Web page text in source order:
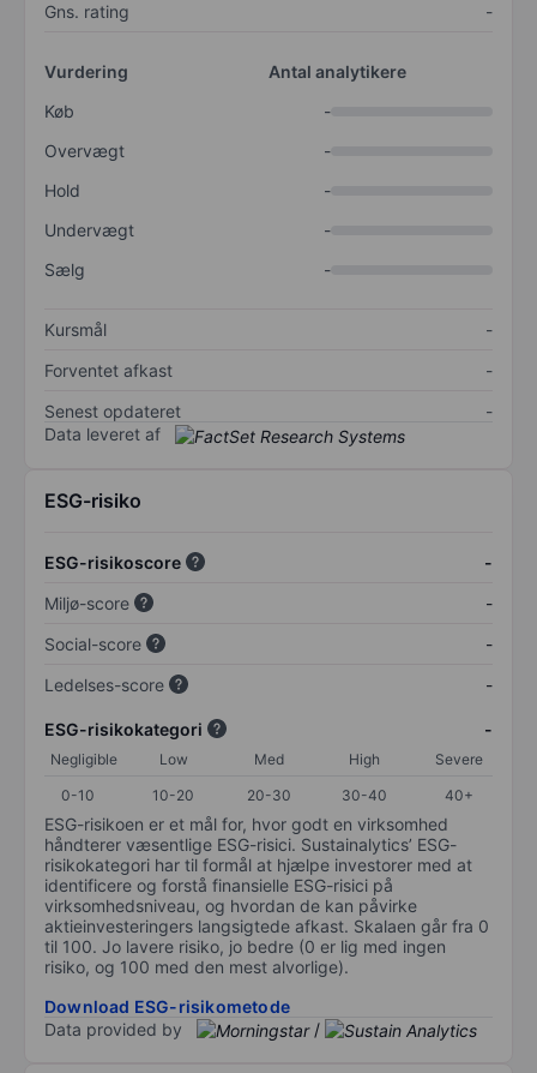
Gns. rating -
Vurdering
Antal analytikere
Køb
-
Overvægt
-
Hold
-
Undervægt
-
Sælg
-
Kursmål
-
Forventet afkast
-
Senest opdateret
-
Data leveret af
ESG-risiko
ESG-risikoscore
-
Miljø-score
-
Social-score
-
Ledelses-score
-
ESG-risikokategori -
Negligible Low Med High
Severe
0-10
10-20 20-30 30-40 40+
ESG-risikoen er et mål for, hvor godt en virksomhed
håndterer væsentlige ESG-risici. Sustainalytics’ ESG-
risikokategori har til formål at hjælpe investorer med at
identificere og forstå finansielle ESG-risici på
virksomhedsniveau, og hvordan de kan påvirke
aktieinvesteringers langsigtede afkast. Skalaen går fra 0
til 100. Jo lavere risiko, jo bedre (0 er lig med ingen
risiko, og 100 med den mest alvorlige).
Download ESG-risikometode
Data provided by
/